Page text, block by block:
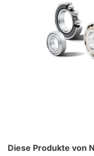
Diese Produkte von